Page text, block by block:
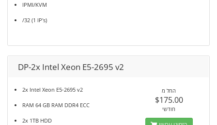
IPMI/KVM
/32 (1 IP's)
DP-2x Intel Xeon E5-2695 v2
2x Intel Xeon E5-2695 v2
RAM 64 GB RAM DDR4 ECC
2x 1TB HDD
החל מ
$175.00
חודשי